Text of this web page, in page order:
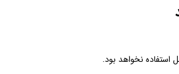
نخواهد بود.